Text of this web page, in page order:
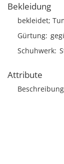
Bekleidung
bekleidet;
Gürtung
Schuhwerk
Attribute
Beschreibung